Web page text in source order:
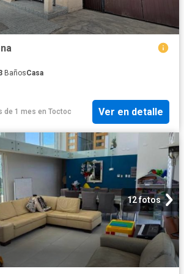
BañosCasa
de 1 mes en Toctoc Ver en detalle
12 fotos